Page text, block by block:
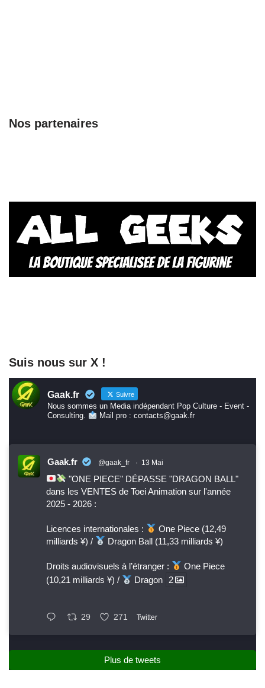
Nos partenaires
Suis nous sur X !
Gaak.fr Suivre
Nous sommes un Media indépendant Pop Culture - Event -
Consulting.
Mail pro : contacts@gaak.fr
Gaak.fr @gaak_fr · 13 Mai
"ONE PIECE" DÉPASSE "DRAGON BALL"
dans les VENTES de Toei Animation sur l'année
2025 - 2026 :
Licences internationales :
One Piece (12,49
milliards ¥) /
Dragon Ball (11,33 milliards ¥)
Droits audiovisuels à l’étranger :
One Piece
(10,21 milliards ¥) /
Dragon 2
29 271 Twitter
Plus de tweets